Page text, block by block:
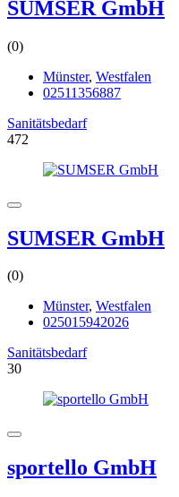
SUMSER GmbH
(0)
Münster, Westfalen
02511356887
Sanitätsbedarf
472
SUMSER GmbH
(0)
Münster, Westfalen
025015942026
Sanitätsbedarf
30
sportello GmbH